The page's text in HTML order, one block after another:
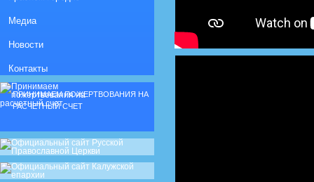
Медиа
Новости
Контакты
ПРИНИМАЕМ ПОЖЕРТВОВАНИЯ НА
РАСЧЕТНЫЙ СЧЕТ